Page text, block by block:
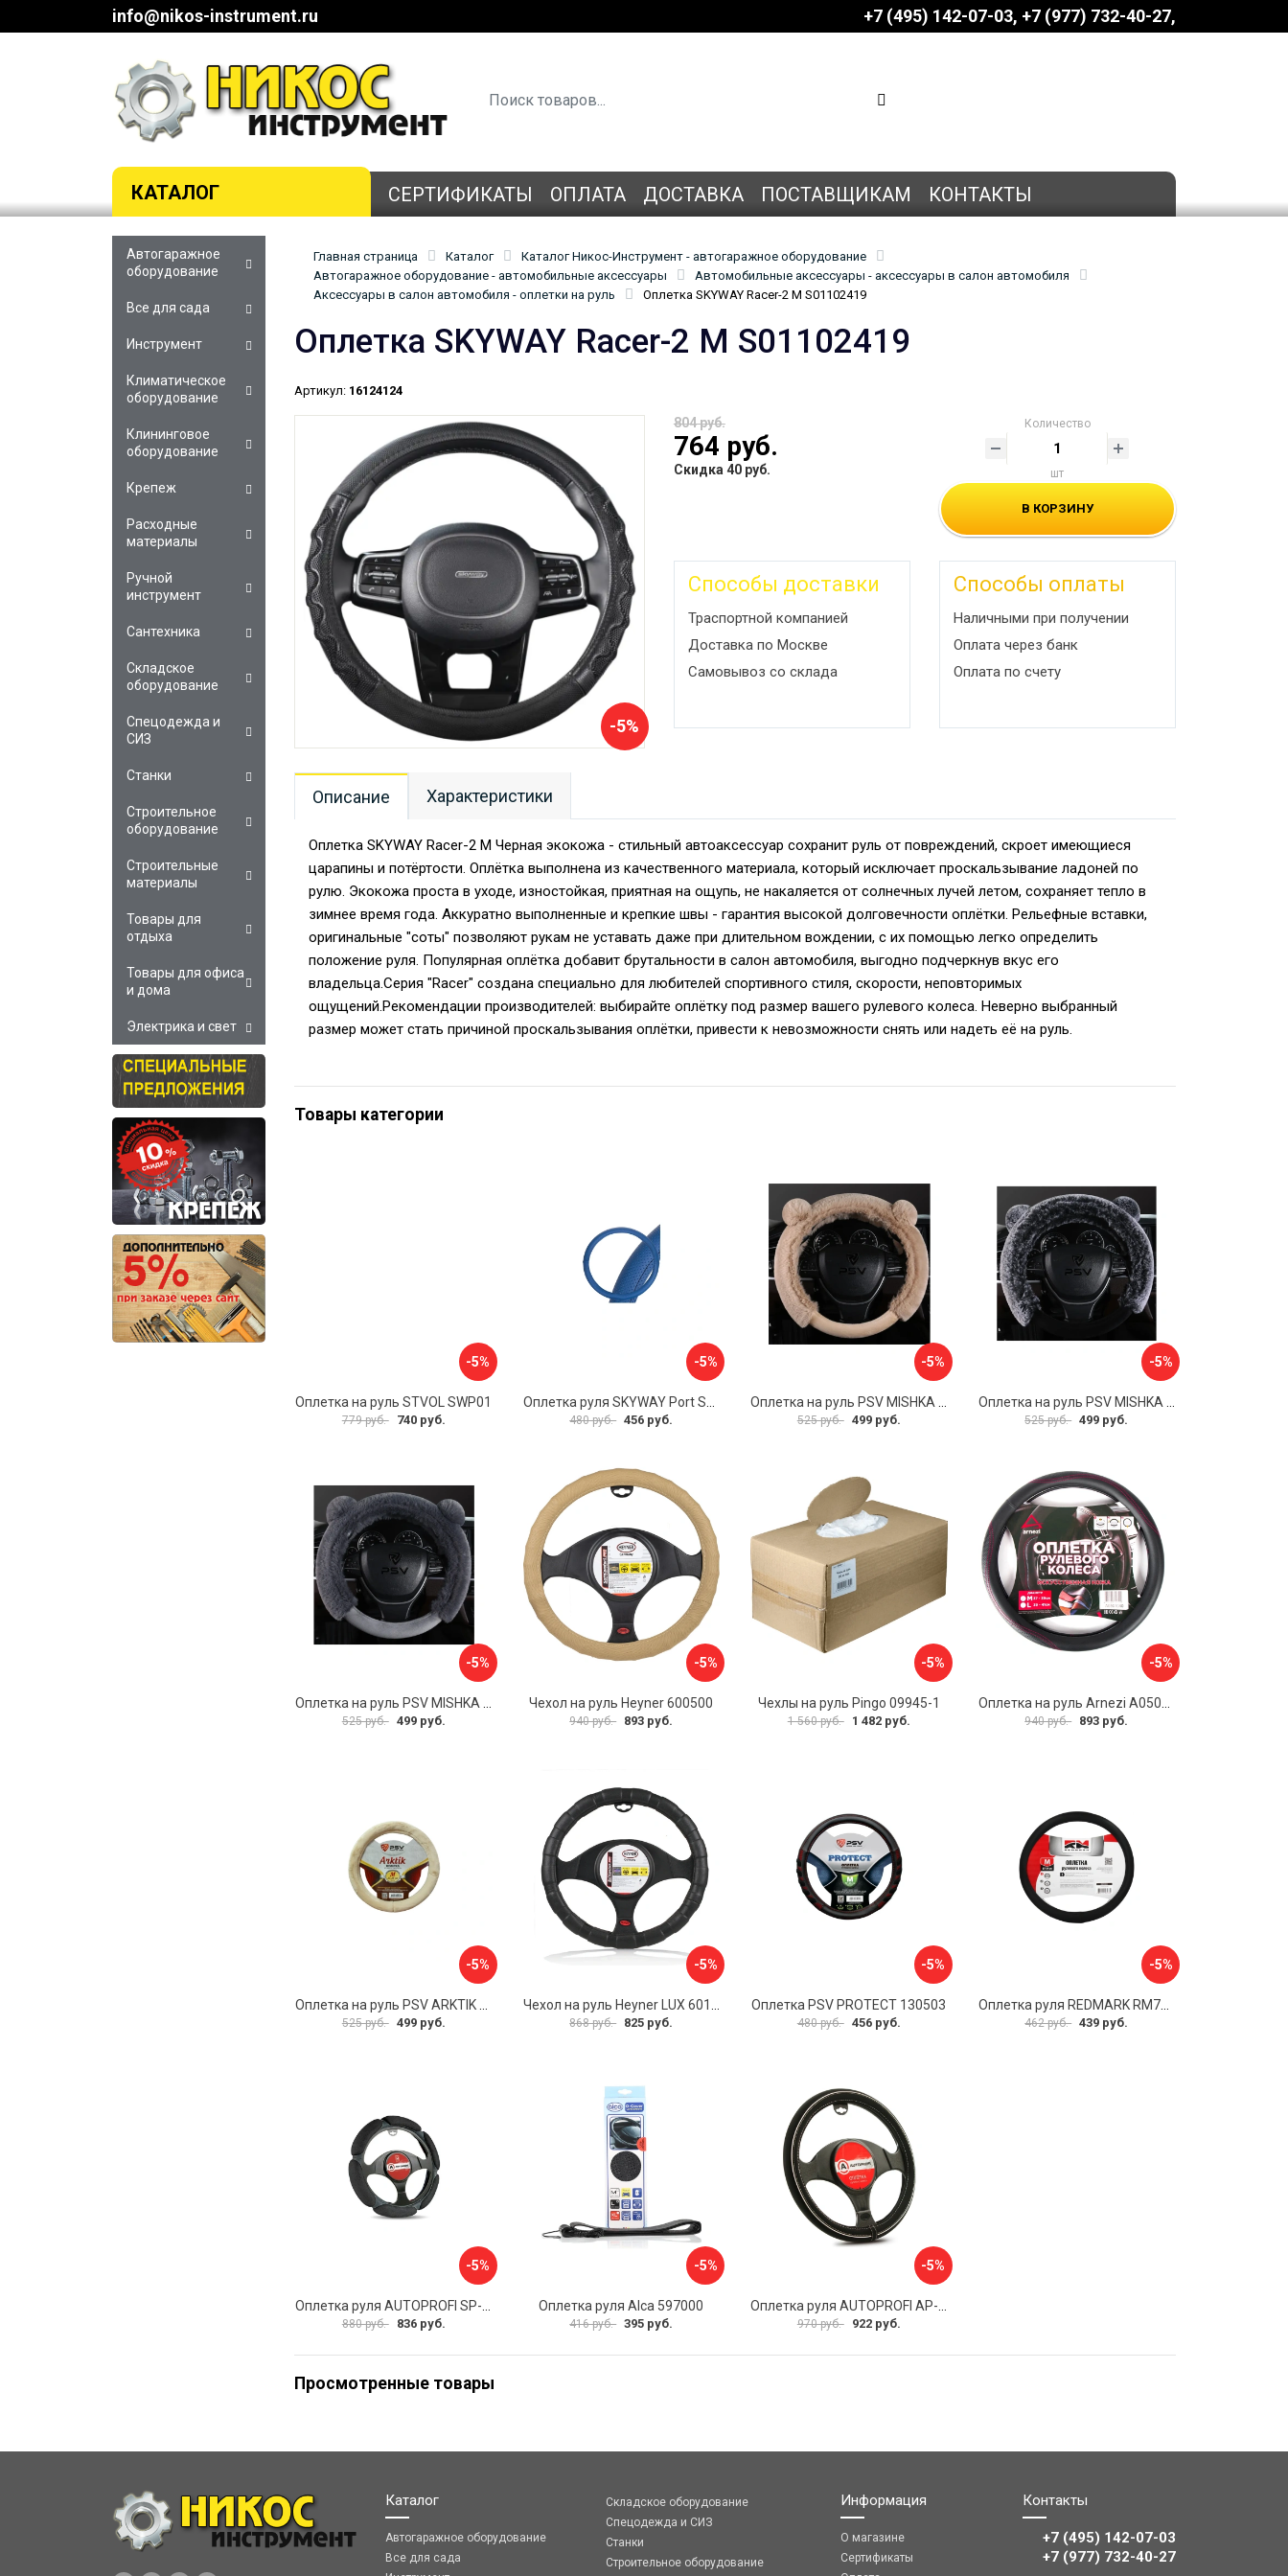
info@nikos-instrument.ru +7 (495) 142-07-03 ‎‎+7 (977) 732-40-27
КАТАЛОГ СЕРТИФИКАТЫ ОПЛАТА ДОСТАВКА ПОСТАВЩИКАМ КОНТАКТЫ
Главная страница Каталог
Каталог Никос-Инструмент - автогаражное оборудование
Автогаражное оборудование - автомобильные аксессуары
Автомобильные аксессуары - аксессуары в салон автомобиля
Аксессуары в салон автомобиля - оплетки на руль
Оплетка SKYWAY Racer-2 M S01102419
Оплетка SKYWAY Racer-2 M S01102419
Артикул: 16124124
-5%
804 руб.
764 руб.
Скидка 40 руб.
Количество
шт
В КОРЗИНУ
Способы доставки
Траспортной компанией
Доставка по Москве
Самовывоз со склада
Способы оплаты
Наличными при получении
Оплата через банк
Оплата по счету
Описание Характеристики
Оплетка SKYWAY Racer-2 M Черная экокожа - стильный автоаксессуар сохранит руль от повреждений, скроет имеющиеся
царапины и потёртости. Оплётка выполнена из качественного материала, который исключает проскальзывание ладоней по
рулю. Экокожа проста в уходе, изностойкая, приятная на ощупь, не накаляется от солнечных лучей летом, сохраняет тепло в
зимнее время года. Аккуратно выполненные и крепкие швы - гарантия высокой долговечности оплётки. Рельефные вставки,
оригинальные "соты" позволяют рукам не уставать даже при длительном вождении, с их помощью легко определить
положение руля. Популярная оплётка добавит брутальности в салон автомобиля, выгодно подчеркнув вкус его
владельца.Серия "Racer" создана специально для любителей спортивного стиля, скорости, неповторимых
ощущений.Рекомендации производителей: выбирайте оплётку под размер вашего рулевого колеса. Неверно выбранный
размер может стать причиной проскальзывания оплётки, привести к невозможности снять или надеть её на руль.
Товары категории
-5%
Оплетка на руль STVOL SWP01
779 руб. 740 руб.
-5%
480 руб. 456 руб.
-5%
525 руб. 499 руб.
-5%
525 руб. 499 руб.
-5%
Оплетка на руль PSV MISHKA Premium 136096
525 руб. 499 руб.
-5%
Чехол на руль Heyner 600500
940 руб. 893 руб.
-5%
Чехлы на руль Pingo 09945-1
1 560 руб. 1 482 руб.
-5%
Оплетка на руль Arnezi A0501040
940 руб. 893 руб.
-5%
525 руб. 499 руб.
-5%
868 руб. 825 руб.
-5%
Оплетка PSV PROTECT 130503
480 руб. 456 руб.
-5%
Оплетка руля REDMARK RM78002
462 руб. 439 руб.
-5%
880 руб. 836 руб.
-5%
Оплетка руля Alca 597000
416 руб. 395 руб.
-5%
970 руб. 922 руб.
Просмотренные товары
Автогаражное
оборудование
Все для сада
Инструмент
Климатическое
оборудование
Клининговое
оборудование
Крепеж
Расходные
материалы
Ручной
инструмент
Сантехника
Складское
оборудование
Спецодежда и
СИЗ
Станки
Строительное
оборудование
Строительные
материалы
Товары для
отдыха
Товары для офиса
и дома
Электрика и свет
Каталог
Автогаражное оборудование
Все для сада
Складское оборудование
Спецодежда и СИЗ
Станки
Строительное оборудование
Информация
О магазине
Сертификаты
Контакты
+7 (495) 142-07-03
‎‎+7 (977) 732-40-27